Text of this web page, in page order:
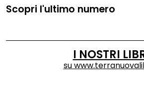
Scopri l'ultimo numero
I NOSTRI
su